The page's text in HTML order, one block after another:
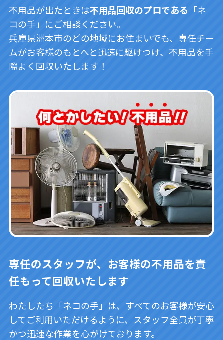
不用品が出たときは不用品回収のプロである 「ネ
コの手」にご相談ください。
兵庫県洲本市のどの地域にお住まいでも、専任チー
ムがお客様のもとへと迅速に駆けつけ、不用品を手
際よく回収いたします！
専任のスタッフが、お客様の不用品を責
任もって回収いたします
わたしたち「ネコの手」は、すべてのお客様が安心
してご利用いただけるように、スタッフ全員が丁寧
かつ迅速な作業を心がけております。